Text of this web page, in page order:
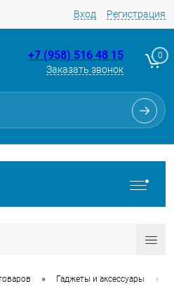
Вход Регистрация
+7 (958) 516 48 15
Заказать звонок
0
• Гаджеты и аксессуары •